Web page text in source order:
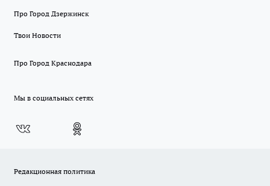
Про Город Дзержинск
Твои Новости
Про Город Краснодара
Мы в социальных сетях
Редакционная политика